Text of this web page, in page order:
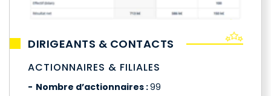
DIRIGEANTS & CONTACTS
ACTIONNAIRES & FILIALES
Nombre d’actionnaires :99